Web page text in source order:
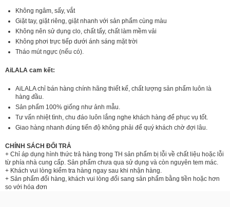
Không ngâm, sấy, vắt
Giặt tay, giặt riêng, giặt nhanh với sản phẩm cùng màu
Không nên sử dụng clo, chất tẩy, chất làm mềm vải
Không phơi trực tiếp dưới ánh sáng mặt trời
Tháo mút ngực (nếu có).
AiLALA cam kết:
AiLALA chỉ bán hàng chính hãng thiết kế, chất lượng sản phẩm luôn là
hàng đầu.
Sản phẩm 100% giống như ảnh mẫu.
Tư vấn nhiệt tình, chu đáo luôn lắng nghe khách hàng để phục vụ tốt.
Giao hàng nhanh đúng tiến độ không phải để quý khách chờ đợi lâu.
CHÍNH SÁCH ĐỔI TRẢ
+ Chỉ áp dụng hình thức trả hàng trong TH sản phẩm bị lỗi về chất liệu hoặc lỗi
từ phía nhà cung cấp. Sản phẩm chưa qua sử dụng và còn nguyên tem mác.
+ Khách vui lòng kiểm tra hàng ngay sau khi nhận hàng.
+ Sản phẩm đổi hàng, khách vui lòng đổi sang sản phẩm bằng tiền hoặc hơn
so với hóa đơn